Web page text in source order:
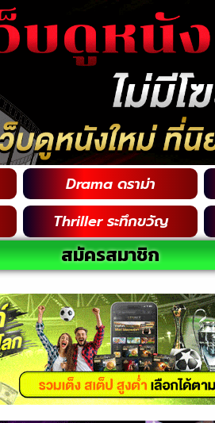
Drama ดราม่า
Thriller ระทึกขวัญ
สมัครสมาชิก